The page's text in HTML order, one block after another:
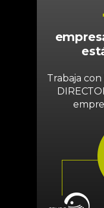
Trabaja con